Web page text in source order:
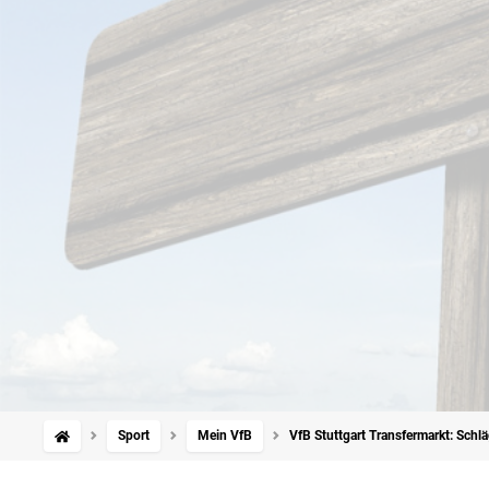
Sport Mein VfB VfB Stuttgart Transfermarkt: